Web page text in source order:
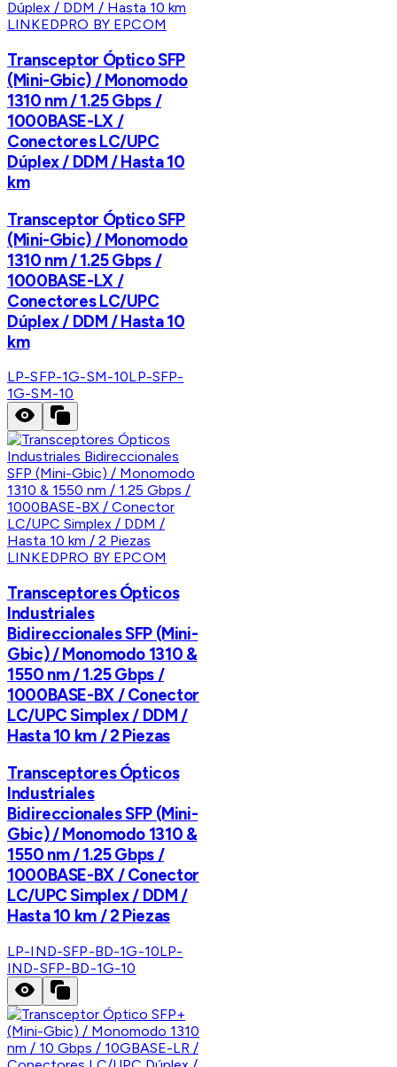
LINKEDPRO BY EPCOM
Transceptor Óptico SFP
(Mini-Gbic) / Monomodo
1310 nm / 1.25 Gbps /
1000BASE-LX /
Conectores LC/UPC
Dúplex / DDM / Hasta 10
km
Transceptor Óptico SFP
(Mini-Gbic) / Monomodo
1310 nm / 1.25 Gbps /
1000BASE-LX /
Conectores LC/UPC
Dúplex / DDM / Hasta 10
km
LP-SFP-1G-SM-10LP-SFP-
1G-SM-10
LINKEDPRO BY EPCOM
Transceptores Ópticos
Industriales
Bidireccionales SFP (Mini-
Gbic) / Monomodo 1310 &
1550 nm / 1.25 Gbps /
1000BASE-BX / Conector
LC/UPC Simplex / DDM /
Hasta 10 km / 2 Piezas
Transceptores Ópticos
Industriales
Bidireccionales SFP (Mini-
Gbic) / Monomodo 1310 &
1550 nm / 1.25 Gbps /
1000BASE-BX / Conector
LC/UPC Simplex / DDM /
Hasta 10 km / 2 Piezas
LP-IND-SFP-BD-1G-10LP-
IND-SFP-BD-1G-10